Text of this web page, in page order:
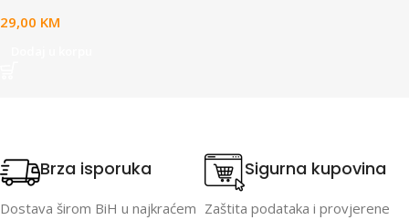
29,00 KM
Brza isporuka
Dostava širom BiH u najkraćem
Sigurna kupovina
Zaštita podataka i provjerene